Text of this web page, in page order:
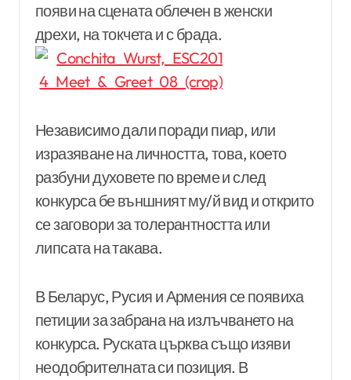
появи на сцената облечен в женски
дрехи, на токчета и с брада.
Независимо дали поради пиар, или
изразяване на личността, това, което
разбуни духовете по време и след
конкурса бе външният му/й вид и открито
се заговори за толерантността или
липсата на такава.
В Беларус, Русия и Армения се появиха
петиции за забрана на излъчването на
конкурса. Руската църква също изяви
неодобрителната си позиция. В